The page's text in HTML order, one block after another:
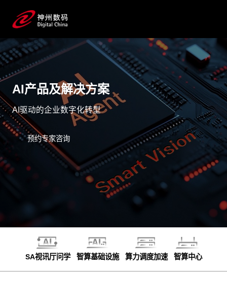
AI产品及解决方案
AI驱动的企业数字化转型
预约专家咨询
SA视讯厅问学 智算基础设施 算力调度加速 智算中心